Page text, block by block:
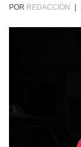
POR REDACCIÓN